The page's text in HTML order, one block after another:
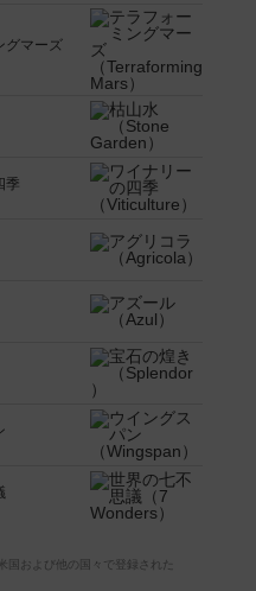
グマーズ
季
および他の国々で登録された